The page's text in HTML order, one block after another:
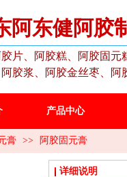
阿东健阿胶
片、阿胶糕、阿胶固元
阿胶浆、阿胶金丝枣、阿
产品中心
膏 >> 阿胶固元膏
详细说明